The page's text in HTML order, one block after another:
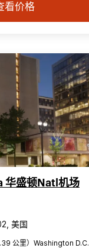
看价格
华盛顿Natl机场
美国
公里）Washington D.C.